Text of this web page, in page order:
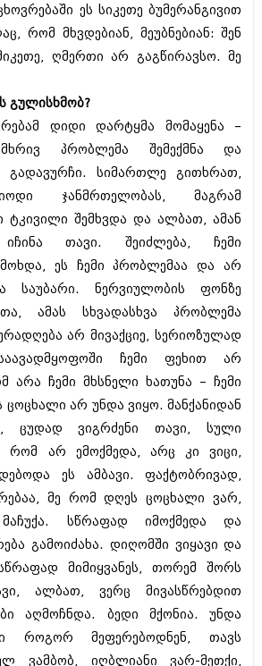
(220)
(212)
(205)
(246)
(207)
(207)
(224)
(258)
(211)
(221)
(261)
(215)
(200)
(250)
(206)
(207)
(264)
(204)
(286)
(173)
(261)
(194)
(208)
(365)
(286)
(247)
(342)
(290)
(292)
(394)
(313)
(366)
(313)
(290)
ეს სიკეთე ბუმერანგივით
რომ მხვდებიან, მეუბნებიან: შენ
ღმერთი არ გაგწირავსო. მე
გულისხმობ?
დიდი დარტყმა მომაყენა –
პრობლემა შემექმნა და
გადავურჩი. სიმართლე გითხრათ,
ჯანმრთელობას, მაგრამ
ტკივილი შემხვდა და ალბათ, ამან
თავი. შეიძლება, ჩემი
ეს ჩემი პრობლემაა და არ
საუბარი. ნერვიულობის ფონზე
ამას სხვადასხვა პრობლემა
არ მივაქციე, სერიოზულად
ჩემი ფეხით არ
არა ჩემი მხსნელი ხათუნა – ჩემი
არ უნდა ვიყო. მანქანიდან
ცუდად ვიგრძენი თავი, სული
რომ არ ემოქმედა, არც კი ვიცი,
ეს ამბავი. ფაქტობრივად,
მე რომ დღეს ცოცხალი ვარ,
სწრაფად იმოქმედა და
გამოიძახა. დიღომში ვიყავი და
მიმიყვანეს, თორემ შორს
ალბათ, ვერც მივასწრებდით
აღმოჩნდა. ბედი მქონია. უნდა
როგორ მეფერებოდნენ, თავს
ვამბობ, იღბლიანი ვარ-მეთქი,